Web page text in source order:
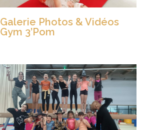
Galerie Photos & Vidéos
Gym 3’Pom